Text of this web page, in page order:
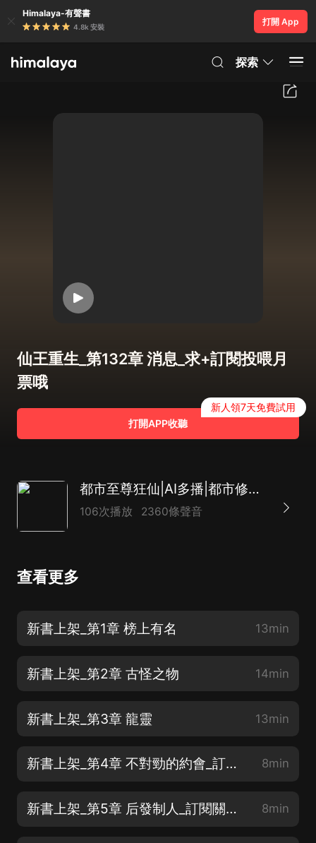
Himalaya-有聲書
4.8k 安裝
打開 App
探索
仙王重生_第132章 消息_求+訂閱投喂月
票哦
打開APP收聽
新人領7天免費試用
都市至尊狂仙|AI多播|都市修真爽文|仙王重生
106次播放 2360條聲音
查看更多
新書上架_第1章 榜上有名 13min
新書上架_第2章 古怪之物 14min
新書上架_第3章 龍靈 13min
新書上架_第4章 不對勁的約會_訂閱關注不迷路哦 8min
新書上架_第5章 后發制人_訂閱關注不迷路哦 8min